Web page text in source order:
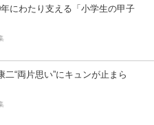
にわたり支える「小学生の甲子
“両片思い”にキュンが止まら